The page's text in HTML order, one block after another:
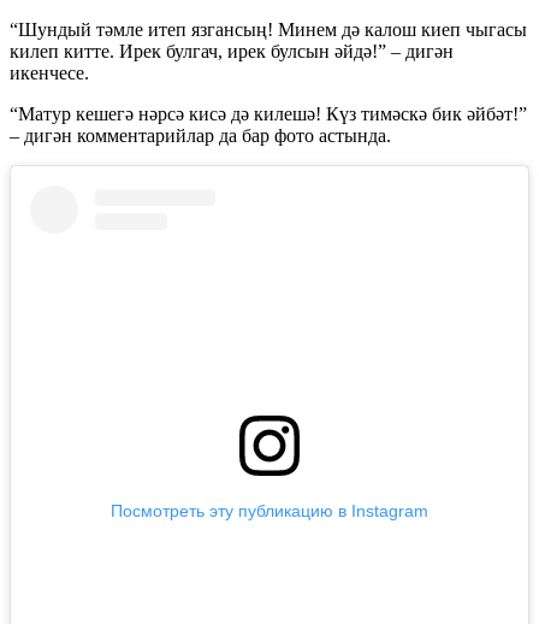
“Шундый тәмле итеп язгансың! Минем дә калош киеп чыгасы
килеп китте. Ирек булгач, ирек булсын әйдә!” – дигән
икенчесе.
“Матур кешегә нәрсә кисә дә килешә! Күз тимәскә бик әйбәт!”
– дигән комментарийлар да бар фото астында.
Посмотреть эту публикацию в Instagram